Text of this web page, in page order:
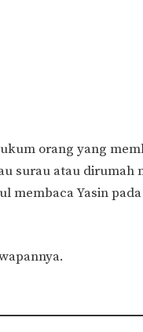
orang yang
surau atau dirumah
membaca Yasin